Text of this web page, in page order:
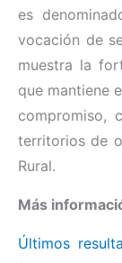
es
vocación de
muestra la
que mantiene
compromiso,
territorios de
Rural.
Más
Últimos